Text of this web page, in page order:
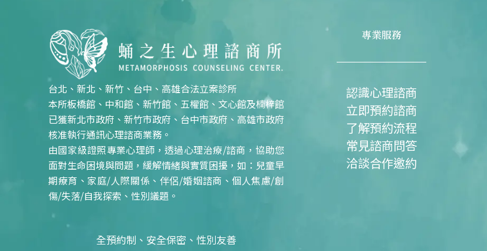
台北、新北、新竹、台中、高雄合法立案診所
本所板橋館、中和館、新竹館、五權館、文心館及楠梓館
已獲新北市政府、新竹市政府、台中市政府、高雄市政府
核准執行通訊心理諮商業務。
由國家級證照專業心理師，透過心理治療/諮商，協助您
面對生命困境與問題，緩解情緒與實質困擾，如：兒童早
期療育、家庭/人際關係、伴侶/婚姻諮商、個人焦慮/創
傷/失落/自我探索、性別議題。
全預約制、安全保密、性別友善
專業服務
認識心理諮商
立即預約諮商
了解預約流程
常見諮商問答
洽談合作邀約